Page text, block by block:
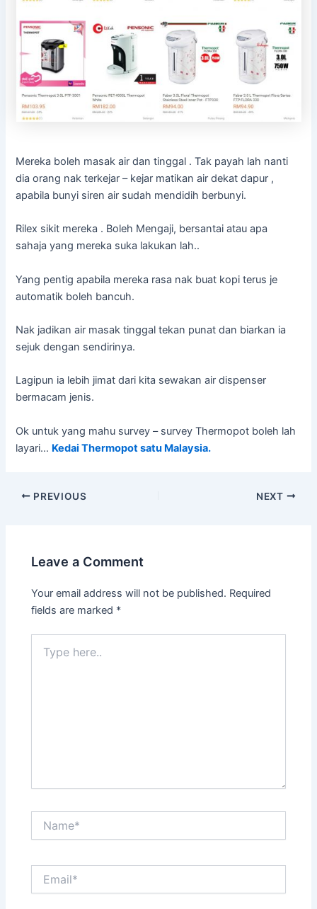
Mereka boleh masak air dan tinggal . Tak payah lah nanti
dia orang nak terkejar – kejar matikan air dekat dapur ,
apabila bunyi siren air sudah mendidih berbunyi.
Rilex sikit mereka . Boleh Mengaji, bersantai atau apa
sahaja yang mereka suka lakukan lah..
Yang pentig apabila mereka rasa nak buat kopi terus je
automatik boleh bancuh.
Nak jadikan air masak tinggal tekan punat dan biarkan ia
sejuk dengan sendirinya.
Lagipun ia lebih jimat dari kita sewakan air dispenser
bermacam jenis.
Ok untuk yang mahu survey – survey Thermopot boleh lah
layari… Kedai Thermopot satu Malaysia.
PREVIOUS NEXT
Leave a Comment
Your email address will not be published. Required
fields are marked *
here..